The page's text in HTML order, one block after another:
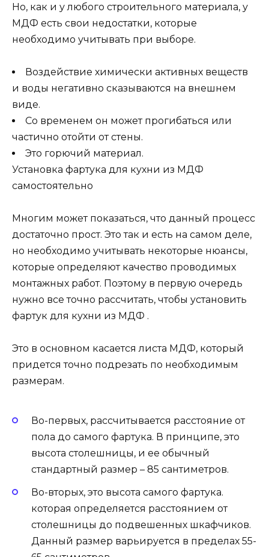
Но, как и у любого строительного материала, у
МДФ есть свои недостатки, которые
необходимо учитывать при выборе.
Воздействие химически активных веществ
и воды негативно сказываются на внешнем
виде.
Со временем он может прогибаться или
частично отойти от стены.
Это горючий материал.
Установка фартука для кухни из МДФ
самостоятельно
Многим может показаться, что данный процесс
достаточно прост. Это так и есть на самом деле,
но необходимо учитывать некоторые нюансы,
которые определяют качество проводимых
монтажных работ. Поэтому в первую очередь
нужно все точно рассчитать, чтобы установить
фартук для кухни из МДФ .
Это в основном касается листа МДФ, который
придется точно подрезать по необходимым
размерам.
Во-первых, рассчитывается расстояние от
пола до самого фартука. В принципе, это
высота столешницы, и ее обычный
стандартный размер – 85 сантиметров.
Во-вторых, это высота самого фартука.
которая определяется расстоянием от
столешницы до подвешенных шкафчиков.
Данный размер варьируется в пределах 55-